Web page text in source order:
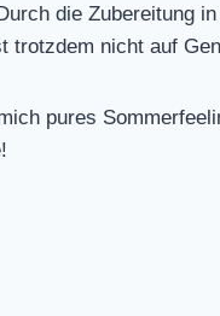
die Zubereitung
trotzdem nicht auf
pures